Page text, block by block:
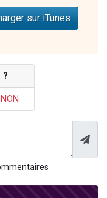
sur iTunes
?
NON